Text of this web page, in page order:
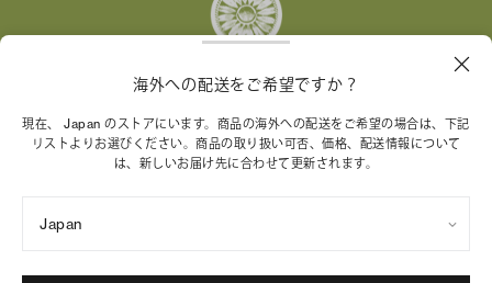
トリー バーチ財団は、女性起業家が持続可能な企業を築
くことを支援しています。
サイトマップ
Cookie 設定
海外への配送をご希望ですか？
現在、 Japan のストアにいます。商品の海外への配送をご希望の場合は、下記
リストよりお選びください。商品の取り扱い可否、価格、配送情報について
は、新しいお届け先に合わせて更新されます。
Japan